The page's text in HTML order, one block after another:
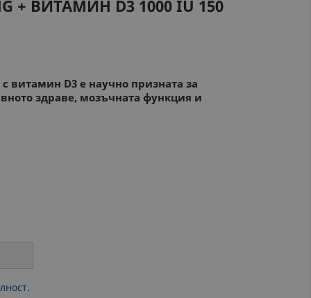
+ ВИТАМИН D3 1000 IU 150
витамин D3 е научно признатa за
здраве, мозъчната функция и